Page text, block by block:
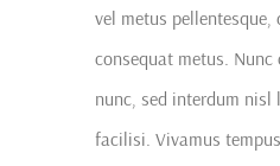
vel metus
consequat metus. Nunc
nunc, sed interdum nisl
facilisi. Vivamus